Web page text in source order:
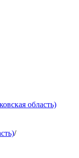
область)
/